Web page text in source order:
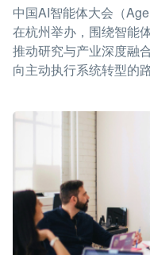
中国AI智能体大会（
在杭州举办，围绕智能
推动研究与产业深度融
向主动执行系统转型的路